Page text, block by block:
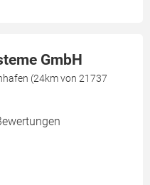
GmbH
(24km von 21737